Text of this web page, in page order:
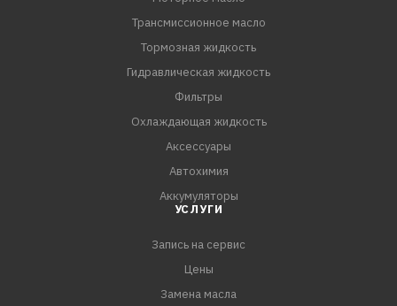
Трансмиссионное масло
Тормозная жидкость
Гидравлическая жидкость
Фильтры
Охлаждающая жидкость
Аксессуары
Автохимия
Аккумуляторы
УСЛУГИ
Запись на сервис
Цены
Замена масла